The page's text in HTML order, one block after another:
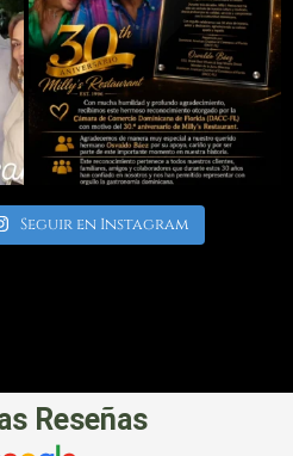
Seguir en Instagram
Reseñas